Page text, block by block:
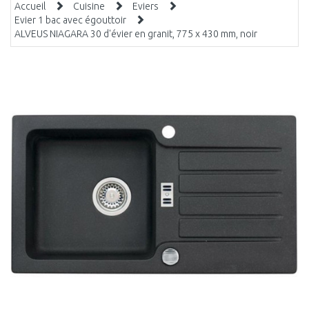
Accueil Cuisine
Eviers
Evier 1 bac avec égouttoir
ALVEUS NIAGARA 30 d'évier en granit, 775 x 430 mm, noir